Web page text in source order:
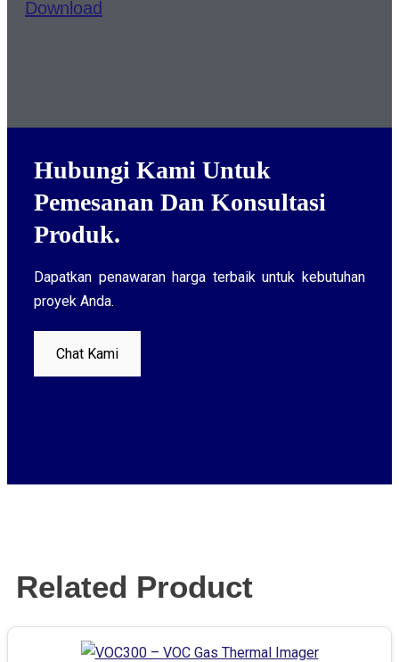
Download
Hubungi Kami Untuk
Pemesanan Dan Konsultasi
Produk.
Dapatkan penawaran harga terbaik untuk kebutuhan
proyek Anda.
Chat Kami
Related Product